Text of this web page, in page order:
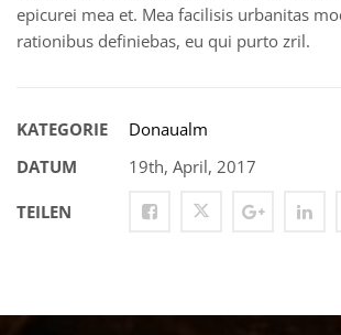
epicurei mea et. Mea facilisis urbanitas
rationibus definiebas, eu qui purto zril.
KATEGORIE
Donaualm
DATUM
19th, April, 2017
TEILEN